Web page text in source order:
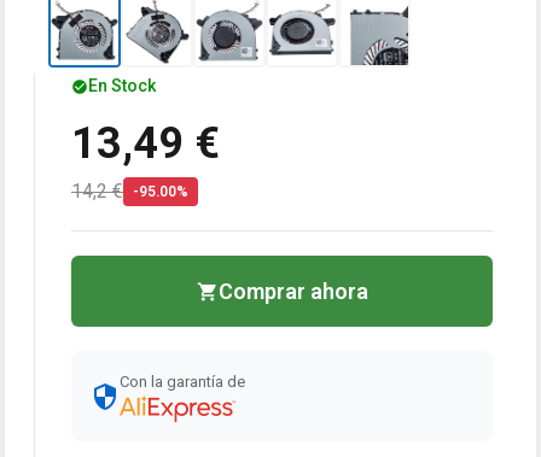
En Stock
13,49 €
14,2 € -95.00%
Comprar ahora
Con la garantía de